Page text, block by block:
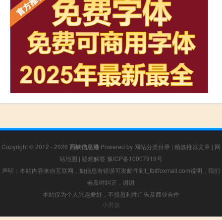
Copyright © 2012 - 2026 西峡信息港 Powered by 网站分类目录 | 精选推荐文章 | 网
站地图 | 疑难解答 豫ICP备10007919号
声明：本站内容来自互联网，如信息有错误可发邮件到f_fb#foxmail.com说明，我们
会及时纠正，谢谢
本站仅为个人兴趣爱好，不接盈利性广告及商业合作
小男孩